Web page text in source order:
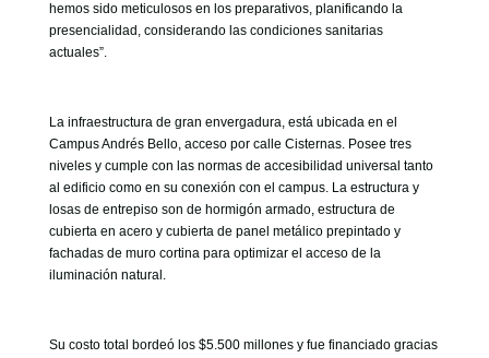
hemos sido meticulosos en los preparativos, planificando la
presencialidad, considerando las condiciones sanitarias
actuales”.
La infraestructura de gran envergadura, está ubicada en el
Campus Andrés Bello, acceso por calle Cisternas. Posee tres
niveles y cumple con las normas de accesibilidad universal tanto
al edificio como en su conexión con el campus. La estructura y
losas de entrepiso son de hormigón armado, estructura de
cubierta en acero y cubierta de panel metálico prepintado y
fachadas de muro cortina para optimizar el acceso de la
iluminación natural.
Su costo total bordeó los $5.500 millones y fue financiado gracias